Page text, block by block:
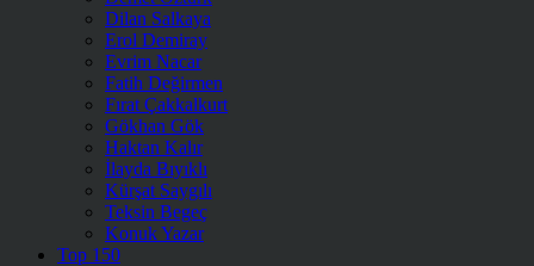
Dilan Salkaya
Erol Demiray
Evrim Nacar
Fatih Değirmen
Fırat Çakkalkurt
Gökhan Gök
Haktan Kalır
İlayda Bıyıklı
Kürşat Saygılı
Teksin Begeç
Konuk Yazar
Top 150